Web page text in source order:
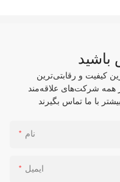
باشید
کیفیت و رقابتی‌ترین
همه شرکت‌های علاقه‌مند
نام
ایمیل